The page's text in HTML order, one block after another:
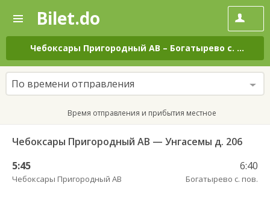
—
Поиск
и
покупка
билетов
на
автобус
онлайн
Bilet.do
Чебоксары Пригородный АВ – Богатырево с. пов.
По времени отправления
Время отправления и прибытия местное
Чебоксары Пригородный АВ — Унгасемы д. 206
5:45
Чебоксары Пригородный АВ
6:40
Богатырево с. пов.